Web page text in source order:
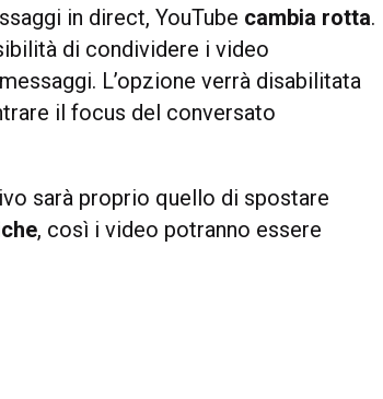
in direct, YouTube cambia rotta.
di condividere i video
L’opzione verrà disabilitata
il focus del conversato
sarà proprio quello di spostare
, così i video potranno essere